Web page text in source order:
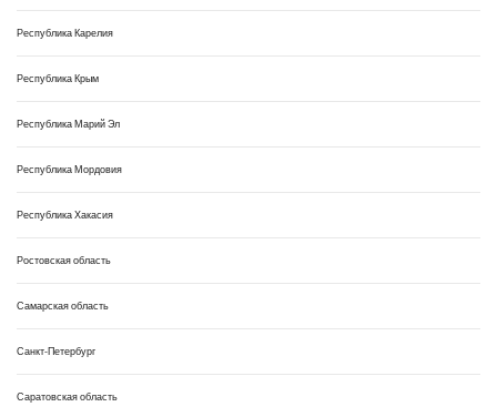
Республика Карелия
Республика Крым
Республика Марий Эл
Республика Мордовия
Республика Хакасия
Ростовская область
Самарская область
Санкт-Петербург
Саратовская область